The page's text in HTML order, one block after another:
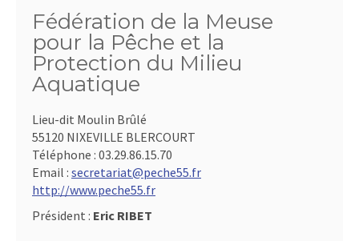
Fédération de la Meuse
pour la Pêche et la
Protection du Milieu
Aquatique
Lieu-dit Moulin Brûlé
55120 NIXEVILLE BLERCOURT
Téléphone : 03.29.86.15.70
Email : secretariat@peche55.fr
http://www.peche55.fr
Président : Eric RIBET